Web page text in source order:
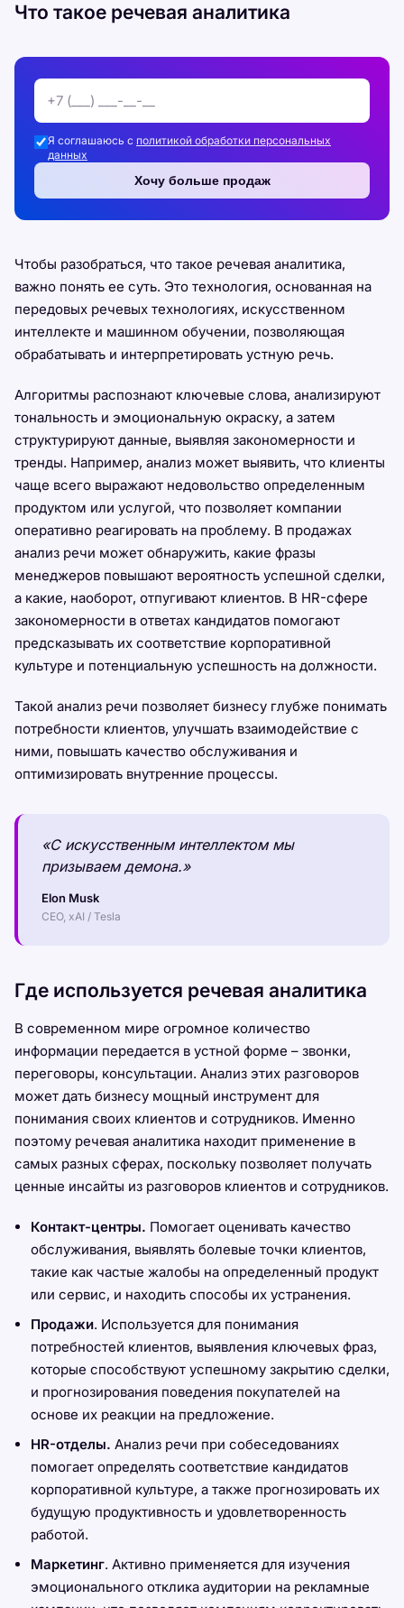
Что такое речевая аналитика
Я соглашаюсь с политикой обработки персональных
данных
Хочу больше продаж
Чтобы разобраться, что такое речевая аналитика,
важно понять ее суть. Это технология, основанная на
передовых речевых технологиях, искусственном
интеллекте и машинном обучении, позволяющая
обрабатывать и интерпретировать устную речь.
Алгоритмы распознают ключевые слова, анализируют
тональность и эмоциональную окраску, а затем
структурируют данные, выявляя закономерности и
тренды. Например, анализ может выявить, что клиенты
чаще всего выражают недовольство определенным
продуктом или услугой, что позволяет компании
оперативно реагировать на проблему. В продажах
анализ речи может обнаружить, какие фразы
менеджеров повышают вероятность успешной сделки,
а какие, наоборот, отпугивают клиентов. В HR-сфере
закономерности в ответах кандидатов помогают
предсказывать их соответствие корпоративной
культуре и потенциальную успешность на должности.
Такой анализ речи позволяет бизнесу глубже понимать
потребности клиентов, улучшать взаимодействие с
ними, повышать качество обслуживания и
оптимизировать внутренние процессы.
«С искусственным интеллектом мы
призываем демона.»
Elon Musk
CEO, xAI / Tesla
Где используется речевая аналитика
В современном мире огромное количество
информации передается в устной форме – звонки,
переговоры, консультации. Анализ этих разговоров
может дать бизнесу мощный инструмент для
понимания своих клиентов и сотрудников. Именно
поэтому речевая аналитика находит применение в
самых разных сферах, поскольку позволяет получать
ценные инсайты из разговоров клиентов и сотрудников.
Контакт-центры. Помогает оценивать качество
обслуживания, выявлять болевые точки клиентов,
такие как частые жалобы на определенный продукт
или сервис, и находить способы их устранения.
Продажи. Используется для понимания
потребностей клиентов, выявления ключевых фраз,
которые способствуют успешному закрытию сделки,
и прогнозирования поведения покупателей на
основе их реакции на предложение.
HR-отделы. Анализ речи при собеседованиях
помогает определять соответствие кандидатов
корпоративной культуре, а также прогнозировать их
будущую продуктивность и удовлетворенность
работой.
Маркетинг. Активно применяется для изучения
эмоционального отклика аудитории на рекламные